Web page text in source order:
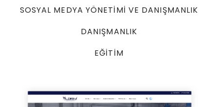
SOSYAL MEDYA YÖNETİMİ VE DANIŞMANLIK
DANIŞMANLIK
EĞİTİM